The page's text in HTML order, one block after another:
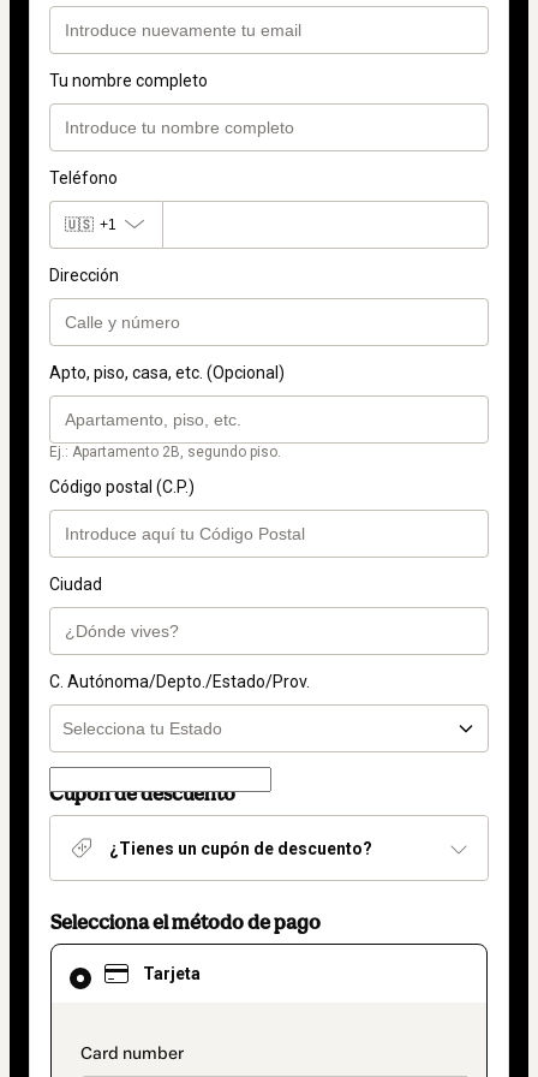
Tu nombre completo
Teléfono
🇺🇸 +1
Dirección
Apto, piso, casa, etc. (Opcional)
Ej.: Apartamento 2B, segundo piso.
Código postal (C.P.)
Ciudad
C. Autónoma/Depto./Estado/Prov.
Cupón de descuento
¿Tienes un cupón de descuento?
Selecciona el método de pago
Tarjeta
payment_data.section_title_v2
El
método
seleccionado